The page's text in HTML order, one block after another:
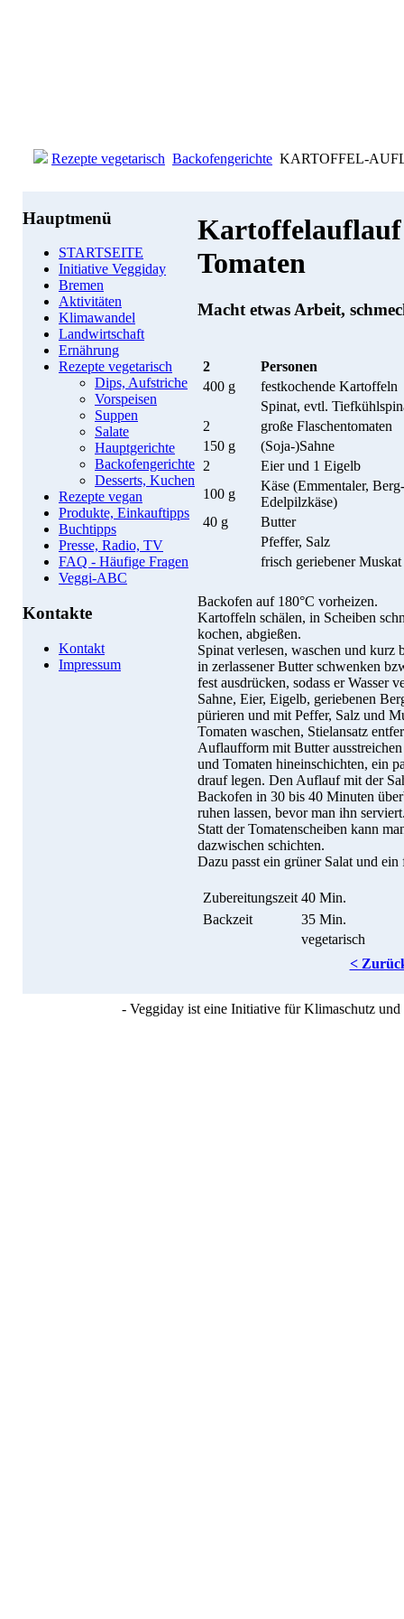
Rezepte vegetarisch Backofengerichte KARTOFFEL-
Hauptmenü
STARTSEITE
Initiative Veggiday
Bremen
Aktivitäten
Klimawandel
Landwirtschaft
Ernährung
Rezepte vegetarisch
Dips, Aufstriche
Vorspeisen
Suppen
Salate
Hauptgerichte
Backofengerichte
Desserts, Kuchen
Rezepte vegan
Produkte, Einkauftipps
Buchtipps
Presse, Radio, TV
FAQ - Häufige Fragen
Veggi-ABC
Kontakte
Kontakt
Impressum
Tomaten
Macht etwas Arbeit,
2
Personen
400 g
festkochende Kartoffeln
Spinat, evtl.
2
große Flaschentomaten
150 g
(Soja-)Sahne
2
Eier und 1 Eigelb
100 g
Käse (Emmentaler,
Edelpilzkäse)
40 g
Butter
Pfeffer, Salz
frisch geriebener Muskat
Backofen auf 180°C vorheizen.
Kartoffeln schälen, in Scheiben
kochen, abgießen.
Spinat verlesen, waschen und
in zerlassener Butter schwenken
fest ausdrücken, sodass er Wasser
Sahne, Eier, Eigelb, geriebenen
pürieren und mit Peffer, Salz und
Tomaten waschen, Stielansatz
Auflaufform mit Butter
und Tomaten hineinschichten, ein
drauf legen. Den Auflauf mit der
Backofen in 30 bis 40 Minuten
ruhen lassen, bevor man ihn
Statt der Tomatenscheiben kann
dazwischen schichten.
Dazu passt ein grüner Salat und
Zubereitungszeit 40 Min.
Backzeit
35 Min.
vegetarisch
<
- Veggiday ist eine Initiative für Klimaschutz